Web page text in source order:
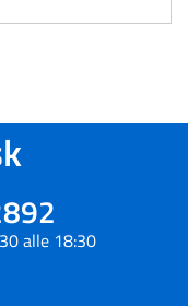
alle 18:30